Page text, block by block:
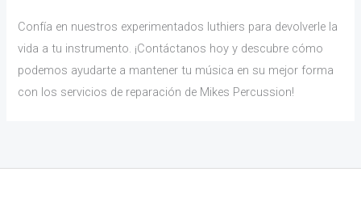
Confía en nuestros experimentados luthiers para devolverle la
vida a tu instrumento. ¡Contáctanos hoy y descubre cómo
podemos ayudarte a mantener tu música en su mejor forma
con los servicios de reparación de Mikes Percussion!